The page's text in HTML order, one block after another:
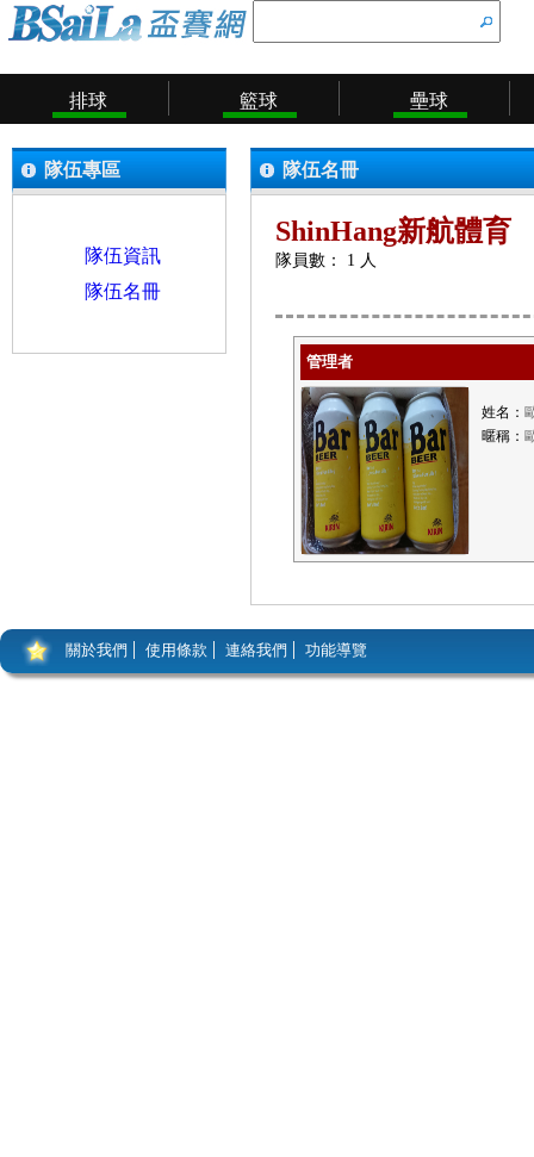
排球 籃球 壘球
隊伍專區
隊伍資訊
隊伍名冊
隊伍名冊
ShinHang新航體育
隊員數： 1 人
管理者
姓名：
暱稱：
關於我們 使用條款 連絡我們 功能導覽